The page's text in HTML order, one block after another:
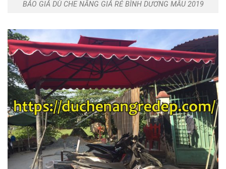
BÁO GIÁ DÙ CHE NẮNG GIÁ RẺ BÌNH DƯƠNG MẪU 2019